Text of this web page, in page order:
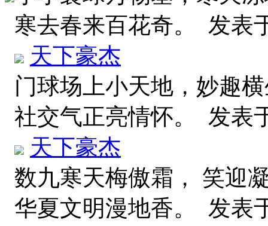
寒去春来百花奇。 发表
天下豪杰
门球场上小天地，妙趣
社交气正亮情怀。 发表
天下豪杰
数九寒天梅傲霜， 笑迎
华夏文明漫地香。 发表